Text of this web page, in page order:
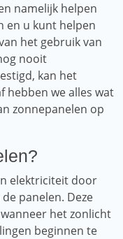
namelijk helpen
en u kunt helpen
het gebruik van
nooit
kan het
hebben we alles wat
zonnepanelen op
elektriciteit door
panelen. Deze
het zonlicht
beginnen te